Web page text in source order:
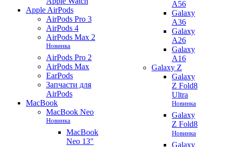
Apple AirPods
AirPods Pro 3
AirPods 4
AirPods Max 2
Новинка
AirPods Pro 2
AirPods Max
EarPods
Запчасти для
AirPods
MacBook
MacBook Neo
Новинка
MacBook
Neo 13"
A56
Galaxy
A36
Galaxy
A26
Galaxy
A16
Galaxy Z
Galaxy
Z Fold8
Ultra
Новинка
Galaxy
Z Fold8
Новинка
Galaxy